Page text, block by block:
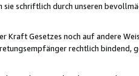
sie schriftlich durch unseren
Kraft Gesetzes noch auf andere
rechtlich bindend,